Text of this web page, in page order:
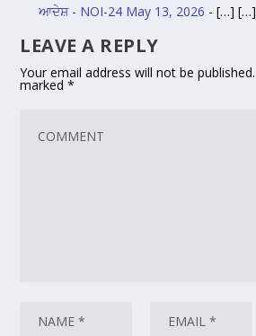
ਆਦੇਸ਼ - NOI-24 May 13, 2026 - […] […]
LEAVE A REPLY
Your email address will not be published.
marked*